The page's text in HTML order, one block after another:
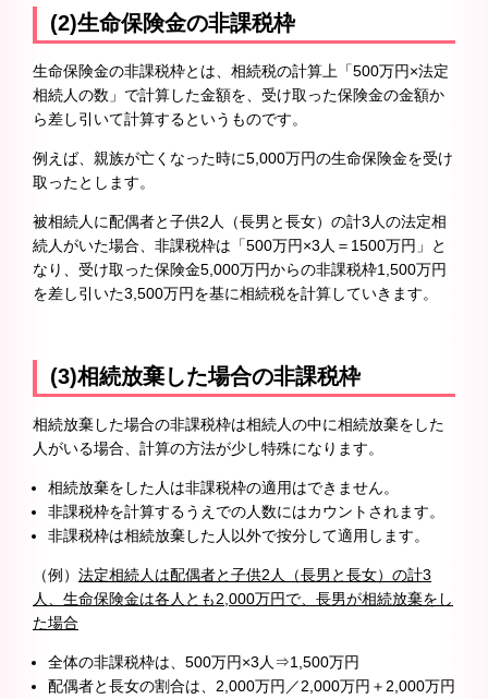
(2)生命保険金の非課税枠
生命保険金の非課税枠とは、相続税の計算上「500万円×法定
相続人の数」で計算した金額を、受け取った保険金の金額か
ら差し引いて計算するというものです。
例えば、親族が亡くなった時に5,000万円の生命保険金を受け
取ったとします。
被相続人に配偶者と子供2人（長男と長女）の計3人の法定相
続人がいた場合、非課税枠は「500万円×3人＝1500万円」と
なり、受け取った保険金5,000万円からの非課税枠1,500万円
を差し引いた3,500万円を基に相続税を計算していきます。
(3)相続放棄した場合の非課税枠
相続放棄した場合の非課税枠は相続人の中に相続放棄をした
人がいる場合、計算の方法が少し特殊になります。
相続放棄をした人は非課税枠の適用はできません。
非課税枠を計算するうえでの人数にはカウントされます。
非課税枠は相続放棄した人以外で按分して適用します。
（例） 法定相続人は配偶者と子供2人（長男と長女）の計3
人、生命保険金は各人とも2,000万円で、長男が相続放棄をし
た場合
全体の非課税枠は、500万円×3人⇒1,500万円
配偶者と長女の割合は、2,000万円／2,000万円＋2,000万円